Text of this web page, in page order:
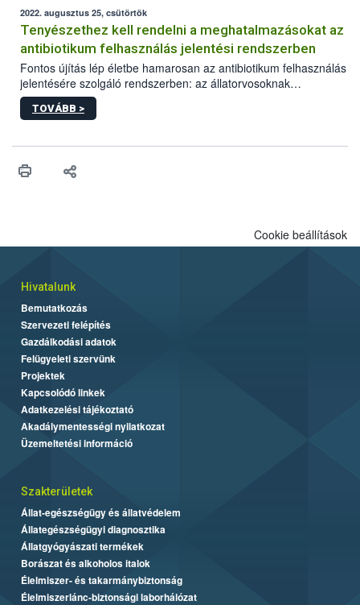
2022. augusztus 25, csütörtök
Tenyészethez kell rendelni a meghatalmazásokat az
antibiotikum felhasználás jelentési rendszerben
Fontos újítás lép életbe hamarosan az antibiotikum felhasználás
jelentésére szolgáló rendszerben: az állatorvosoknak
meghatalmazottjaikat konkrét tenyészetekhez kell rendelniük. A
jogosultságokat mind az online, mind a papír alapú
beállítani. Az augusztus 29-én élesedő fejlesztés az átláthatóbb
TOVÁBB >
Cookie beállítások
Hivatalunk
Bemutatkozás
Szervezeti felépítés
Gazdálkodási adatok
Felügyeleti szervünk
Projektek
Kapcsolódó linkek
Adatkezelési tájékoztató
Akadálymentességi nyilatkozat
Üzemeltetési információ
Szakterületek
Állat-egészségügy és állatvédelem
Állategészségügyi diagnosztika
Állatgyógyászati termékek
Borászat és alkoholos italok
Élelmiszer- és takarmánybiztonság
Élelmiszerlánc-biztonsági laborhálózat